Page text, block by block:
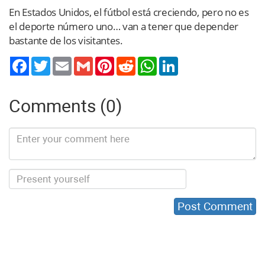
En Estados Unidos, el fútbol está creciendo, pero no es
el deporte número uno… van a tener que depender
bastante de los visitantes.
TwitterEmail Gmail PinterestReddit WhatsApp
Comments (0)